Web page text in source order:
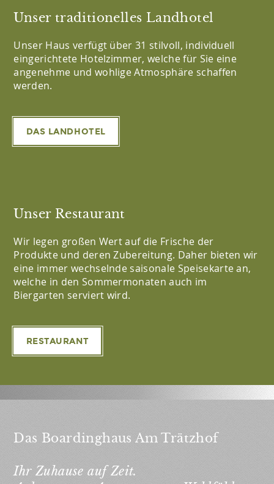
Unser traditionelles Landhotel
Unser Haus verfügt über 31 stilvoll, individuell
eingerichtete Hotelzimmer, welche für Sie eine
angenehme und wohlige Atmosphäre schaffen
werden.
DAS LANDHOTEL
Unser Restaurant
Wir legen großen Wert auf die Frische der
Produkte und deren Zubereitung. Daher bieten wir
eine immer wechselnde saisonale Speisekarte an,
welche in den Sommermonaten auch im
Biergarten serviert wird.
RESTAURANT
Das Boardinghaus Am Trätzhof
Ihr Zuhause auf Zeit.